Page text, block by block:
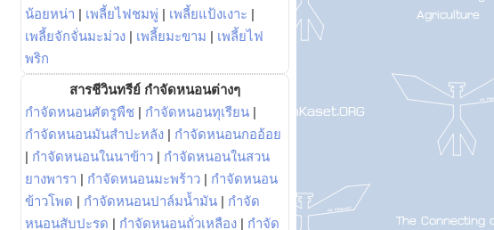
น้อยหน่า | เพลี้ยไฟชมพู่ | เพลี้ยแป้งเงาะ |
เพลี้ยจักจั่นมะม่วง | เพลี้ยมะขาม | เพลี้ยไฟ
พริก
สารชีวินทรีย์ กำจัดหนอนต่างๆ
กำจัดหนอนศัตรูพืช | กำจัดหนอนทุเรียน |
กำจัดหนอนมันสำปะหลัง | กำจัดหนอนกออ้อย
| กำจัดหนอนในนาข้าว | กำจัดหนอนในสวน
ยางพารา | กำจัดหนอนมะพร้าว | กำจัดหนอน
ข้าวโพด | กำจัดหนอนปาล์มน้ำมัน | กำจัด
หนอนสับปะรด | กำจัดหนอนถั่วเหลือง | กำจัด